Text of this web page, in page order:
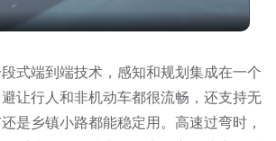
式端到端技术，感知和规划集成在一个
让行人和非机动车都很流畅，还支持无
是乡镇小路都能稳定用。高速过弯时，